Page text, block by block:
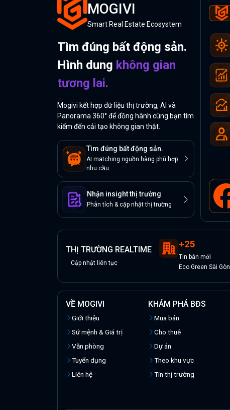
MOGIVI
Smart Real Estate Ecosystem
Tìm đúng bất động sản.
Hình dung không gian
tương lai.
Mogivi kết hợp dữ liệu thị trường, AI và
Panorama 360° để đồng hành cùng bạn tìm
kiếm đến cải tạo không gian thật.
Tìm đúng bất động sản.
AI matching nguồn hàng phù hợp
nhu cầu
Nhận insight thị trường
Phân tích & cập nhật thị trường
THỊ TRƯỜNG REALTIME
Cập nhật liên tục
+25
Tin bán mới
Eco Green Sài Gòn
VỀ MOGIVI
Giới thiệu
Sứ mệnh & Giá trị
Văn phòng
Tuyển dụng
Liên hệ
KHÁM PHÁ BĐS
Mua bán
Cho thuê
Dự án
Theo khu vực
Tin thị trường